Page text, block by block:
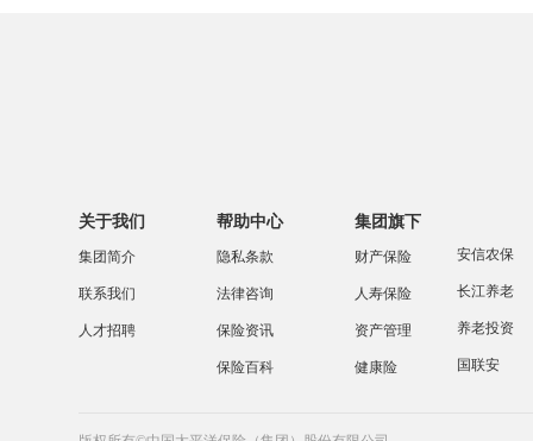
关于我们
集团简介
联系我们
人才招聘
帮助中心
隐私条款
法律咨询
保险资讯
保险百科
集团旗下
财产保险
人寿保险
资产管理
健康险
安信农保
长江养老
养老投资
国联安